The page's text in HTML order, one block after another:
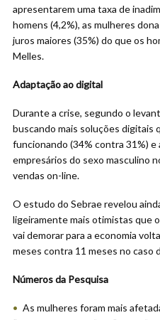
apresentarem uma taxa de
homens (4,2%), as mulheres
juros maiores (35%) do que os
Melles.
Adaptação ao digital
Durante a crise, segundo o
buscando mais soluções digitais
funcionando (34% contra 31%) e
empresários do sexo masculino
vendas on-line.
O estudo do Sebrae revelou
ligeiramente mais otimistas que
vai demorar para a economia
meses contra 11 meses no caso
Números da Pesquisa
As mulheres foram mais